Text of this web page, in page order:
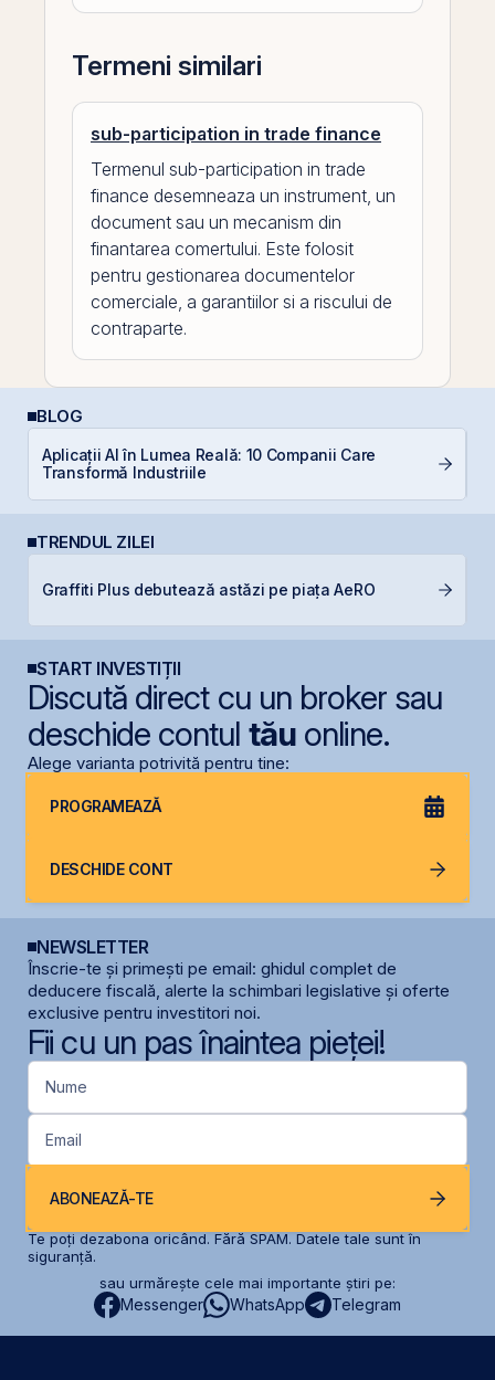
Termeni similari
sub-participation in trade finance
Termenul sub-participation in trade
finance desemneaza un instrument, un
document sau un mecanism din
finantarea comertului. Este folosit
pentru gestionarea documentelor
comerciale, a garantiilor si a riscului de
contraparte.
BLOG
Aplicații AI în Lumea Reală: 10 Companii Care
Transformă Industriile
TRENDUL ZILEI
Graffiti Plus debutează astăzi pe piața AeRO
START INVESTIȚII
Discută direct cu un broker sau
deschide contul tăuonline.
Alege varianta potrivită pentru tine:
PROGRAMEAZĂ
DESCHIDE CONT
NEWSLETTER
Înscrie-te și primești pe email: ghidul complet de
deducere fiscală, alerte la schimbari legislative și oferte
exclusive pentru investitori noi.
Fii cu un pas înaintea pieței!
Nume
Email
ABONEAZĂ-TE
Te poți dezabona oricând. Fără SPAM. Datele tale sunt în
siguranță.
sau urmărește cele mai importante știri pe:
Messenger WhatsApp Telegram